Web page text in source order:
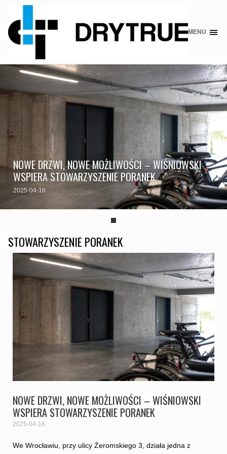
Skip
MENU
NOWE DRZWI, NOWE MOŻLIWOŚCI – WIŚNIOWSKI
WSPIERA STOWARZYSZENIE PORANEK
2025-04-16
STOWARZYSZENIE PORANEK
NOWE DRZWI, NOWE MOŻLIWOŚCI – WIŚNIOWSKI
WSPIERA STOWARZYSZENIE PORANEK
2025-04-16
We Wrocławiu, przy ulicy Żeromskiego 3, działa jedna z